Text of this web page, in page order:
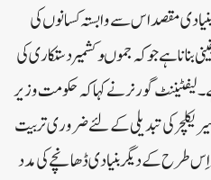
مقصد اس سے وابستہ کسانوں کی
بنانا ہے جو کہ جموںوکشمیر دستکاری کی
گورنر نے کہا کہ حکومت وزیر
کی تبدیلی کے لئے ضروری تربیت
اِس طرح کے دیگر بنیادی ڈھانچے کی مدد